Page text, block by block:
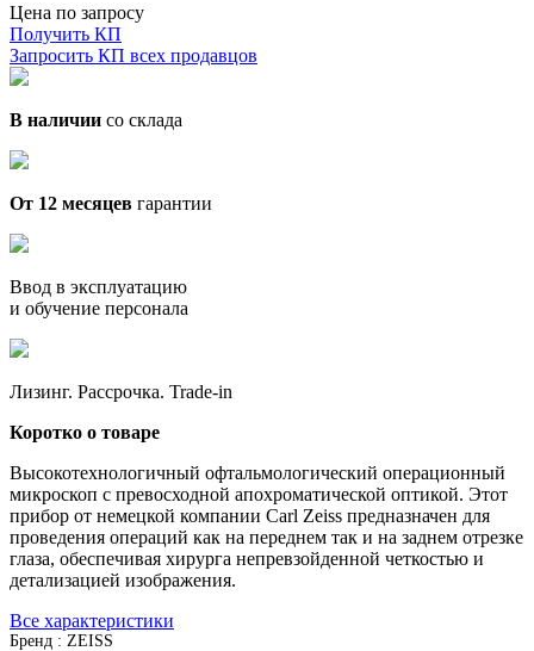
Цена по запросу
Получить КП
Запросить КП всех продавцов
В наличии со склада
От 12 месяцев гарантии
Ввод в эксплуатацию
и обучение персонала
Лизинг. Рассрочка. Trade-in
Коротко о товаре
Высокотехнологичный офтальмологический операционный
микроскоп с превосходной апохроматической оптикой. Этот
прибор от немецкой компании Carl Zeiss предназначен для
проведения операций как на переднем так и на заднем отрезке
глаза, обеспечивая хирурга непревзойденной четкостью и
детализацией изображения.
Все характеристики
Бренд : ZEISS